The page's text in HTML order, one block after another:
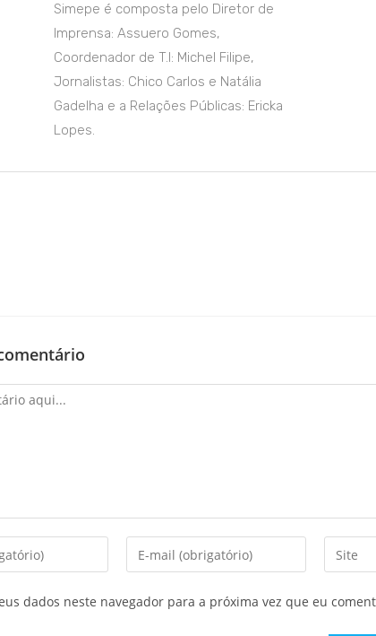
Simepe é composta pelo Diretor de
Imprensa: Assuero Gomes,
Coordenador de T.I: Michel Filipe,
Jornalistas: Chico Carlos e Natália
Gadelha e a Relações Públicas: Ericka
Lopes.
dados neste navegador para a próxima vez que eu